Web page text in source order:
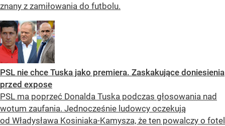
znany z zamiłowania do futbolu.
PSL nie chce Tuska jako premiera. Zaskakujące doniesienia
przed expose
PSL ma poprzeć Donalda Tuska podczas głosowania nad
wotum zaufania. Jednocześnie ludowcy oczekują
od Władysława Kosiniaka-Kamysza, że ten powalczy o fotel